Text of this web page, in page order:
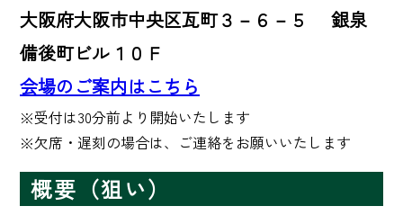
大阪府大阪市中央区瓦町３－６－５ 銀泉
備後町ビル１０Ｆ
会場のご案内はこちら
※受付は30分前より開始いたします
※欠席・遅刻の場合は、ご連絡をお願いいたします
概要（狙い）